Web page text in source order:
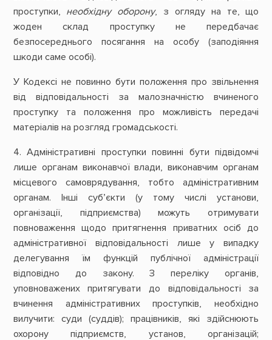
проступки, необхідну оборону, з огляду на те, що
жоден склад проступку не передбачає
безпосереднього посягання на особу (заподіяння
шкоди саме особі).
У Кодексі не повинно бути положення про звільнення
від відповідальності за малозначністю вчиненого
проступку та положення про можливість передачі
матеріалів на розгляд громадськості.
4. Адміністративні проступки повинні бути підвідомчі
лише органам виконавчої влади, виконавчим органам
місцевого самоврядування, тобто адміністративним
органам. Інші суб’єкти (у тому числі установи,
організації, підприємства) можуть отримувати
повноваження щодо притягнення приватних осіб до
адміністративної відповідальності лише у випадку
делегування їм функцій публічної адміністрації
відповідно до закону. З переліку органів,
уповноважених притягувати до відповідальності за
вчинення адміністративних проступків, необхідно
вилучити: суди (суддів); працівників, які здійснюють
охорону підприємств, установ, організацій;